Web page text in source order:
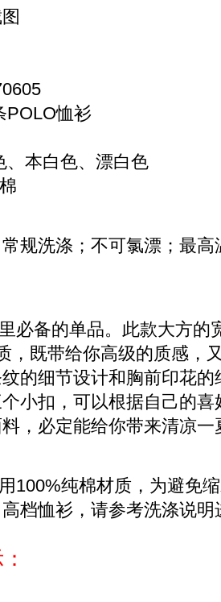
POLO恤衫
、本白色、漂白色
规洗涤；不可氯漂；最
必备的单品。此款大方的
，既带给你高级的质感，
的细节设计和胸前印花
小扣，可以根据自己的
，必定能给你带来清凉一
100%纯棉材质，为避免
档恤衫，请参考洗涤说明